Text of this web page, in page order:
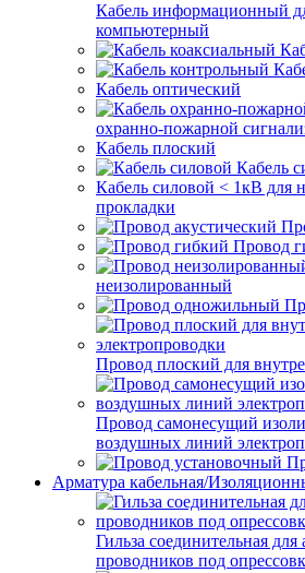
Кабель информационный
компьютерный
Кабель оптический
охранно-пожарной
Кабель плоский
Кабель
Кабель силовой < 1кВ для
прокладки
Провод
неизолированный
Провод плоский для
Провод самонесущий
воздушных линий
Арматура кабельная/
Гильза соединительная
проводников под